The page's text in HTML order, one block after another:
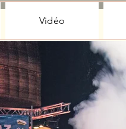
Vidéo